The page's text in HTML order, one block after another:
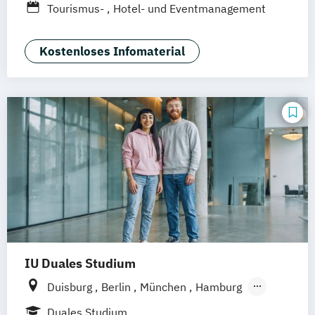
Tourismus-
Hotel- und Eventmanagement
Kostenloses Infomaterial
IU Duales Studium
Duisburg Berlin München
Hamburg
Frankfurt am Main
Duales Studium